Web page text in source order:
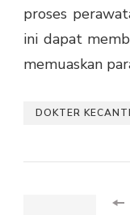
proses
ini dapat
memuaskan
DOKTER